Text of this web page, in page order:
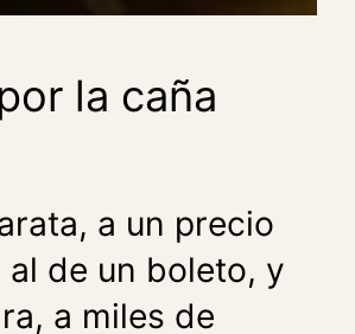
la caña
a un precio
al de un boleto, y
a miles de